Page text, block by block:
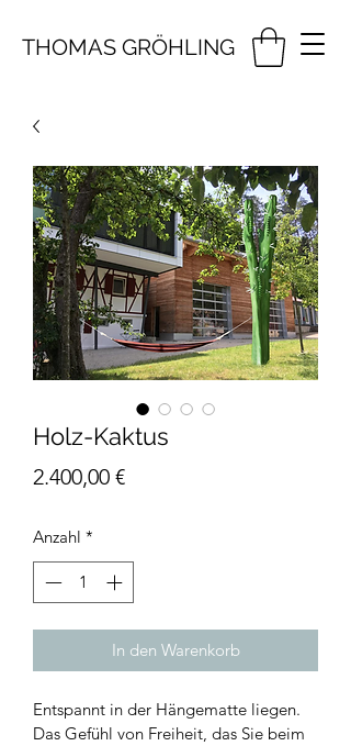
THOMAS GRÖHLING
Holz-Kaktus
2.400,00 €Preis
Anzahl *
In den Warenkorb
Entspannt in der Hängematte liegen.
Das Gefühl von Freiheit, das Sie beim